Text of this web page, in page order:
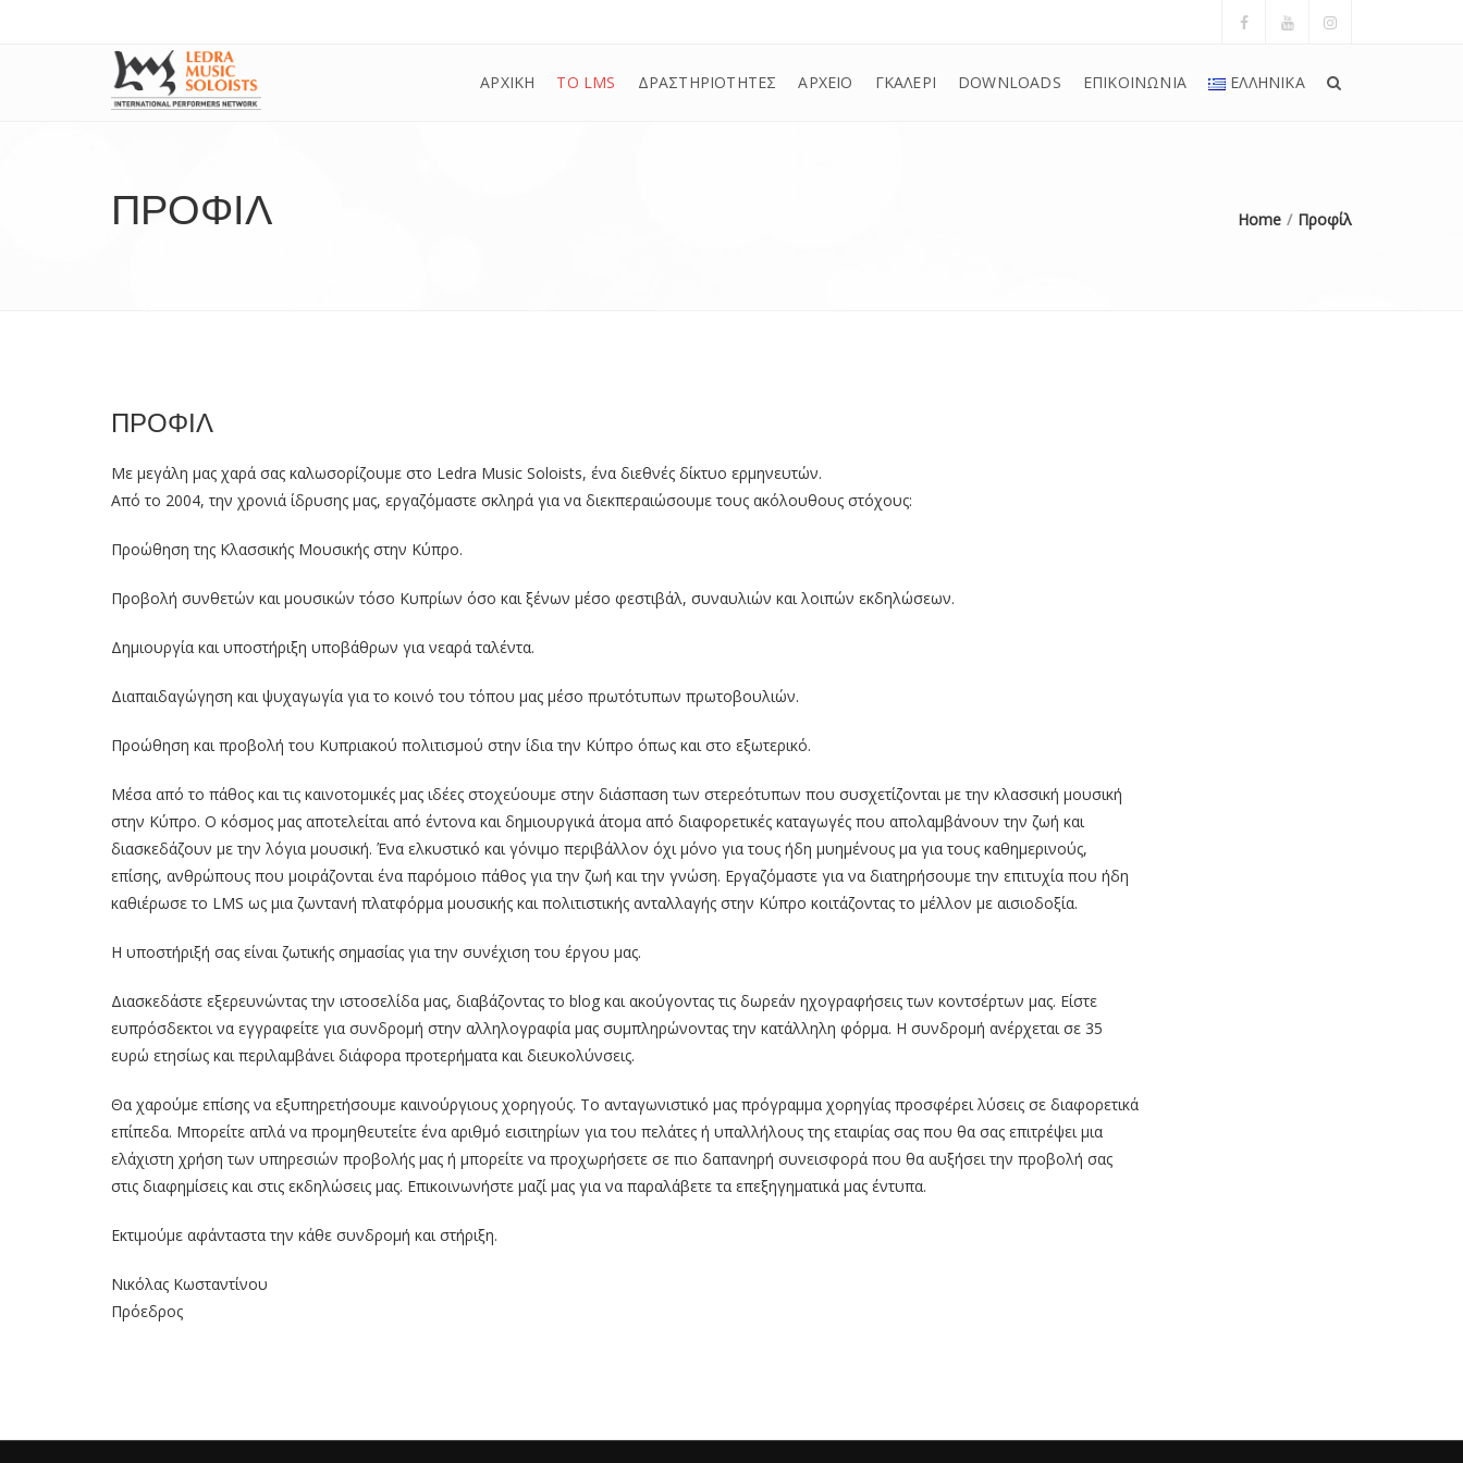
ΑΡΧΙΚΗ ΤΟ LMS ΔΡΑΣΤΗΡΙΟΤΗΤΕΣ ΑΡΧΕΙΟ ΓΚΑΛΕΡΙ DOWNLOADS ΕΠΙΚΟΙΝΩΝΙΑ ΕΛΛΗΝΙΚΆ
ΠΡΟΦΊΛ Home Προφίλ
ΠΡΟΦΙΛ
Με μεγάλη μας χαρά σας καλωσορίζουμε στο Ledra Music Soloists, ένα διεθνές δίκτυο ερμηνευτών.
Από το 2004, την χρονιά ίδρυσης μας, εργαζόμαστε σκληρά για να διεκπεραιώσουμε τους ακόλουθους στόχους:
Προώθηση της Κλασσικής Μουσικής στην Κύπρο.
Προβολή συνθετών και μουσικών τόσο Κυπρίων όσο και ξένων μέσο φεστιβάλ, συναυλιών και λοιπών εκδηλώσεων.
Δημιουργία και υποστήριξη υποβάθρων για νεαρά ταλέντα.
Διαπαιδαγώγηση και ψυχαγωγία για το κοινό του τόπου μας μέσο πρωτότυπων πρωτοβουλιών.
Προώθηση και προβολή του Κυπριακού πολιτισμού στην ίδια την Κύπρο όπως και στο εξωτερικό.
Μέσα από το πάθος και τις καινοτομικές μας ιδέες στοχεύουμε στην διάσπαση των στερεότυπων που συσχετίζονται με την κλασσική μουσική
στην Κύπρο. Ο κόσμος μας αποτελείται από έντονα και δημιουργικά άτομα από διαφορετικές καταγωγές που απολαμβάνουν την ζωή και
διασκεδάζουν με την λόγια μουσική. Ένα ελκυστικό και γόνιμο περιβάλλον όχι μόνο για τους ήδη μυημένους μα για τους καθημερινούς,
επίσης, ανθρώπους που μοιράζονται ένα παρόμοιο πάθος για την ζωή και την γνώση. Εργαζόμαστε για να διατηρήσουμε την επιτυχία που ήδη
καθιέρωσε το LMS ως μια ζωντανή πλατφόρμα μουσικής και πολιτιστικής ανταλλαγής στην Κύπρο κοιτάζοντας το μέλλον με αισιοδοξία.
Η υποστήριξή σας είναι ζωτικής σημασίας για την συνέχιση του έργου μας.
Διασκεδάστε εξερευνώντας την ιστοσελίδα μας, διαβάζοντας το blog και ακούγοντας τις δωρεάν ηχογραφήσεις των κοντσέρτων μας. Είστε
ευπρόσδεκτοι να εγγραφείτε για συνδρομή στην αλληλογραφία μας συμπληρώνοντας την κατάλληλη φόρμα. Η συνδρομή ανέρχεται σε 35
ευρώ ετησίως και περιλαμβάνει διάφορα προτερήματα και διευκολύνσεις.
Θα χαρούμε επίσης να εξυπηρετήσουμε καινούργιους χορηγούς. Το ανταγωνιστικό μας πρόγραμμα χορηγίας προσφέρει λύσεις σε διαφορετικά
επίπεδα. Μπορείτε απλά να προμηθευτείτε ένα αριθμό εισιτηρίων για του πελάτες ή υπαλλήλους της εταιρίας σας που θα σας επιτρέψει μια
ελάχιστη χρήση των υπηρεσιών προβολής μας ή μπορείτε να προχωρήσετε σε πιο δαπανηρή συνεισφορά που θα αυξήσει την προβολή σας
στις διαφημίσεις και στις εκδηλώσεις μας. Επικοινωνήστε μαζί μας για να παραλάβετε τα επεξηγηματικά μας έντυπα.
Εκτιμούμε αφάνταστα την κάθε συνδρομή και στήριξη.
Νικόλας Κωσταντίνου
Πρόεδρος